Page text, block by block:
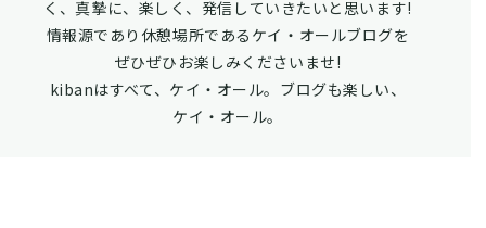
く、真摯に、楽しく、発信していきたいと思います!
情報源であり休憩場所であるケイ・オールブログを
ぜひぜひお楽しみくださいませ!
kibanはすべて、ケイ・オール。ブログも楽しい、
ケイ・オール。